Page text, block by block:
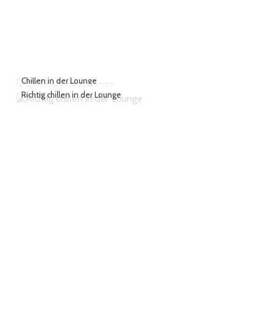
Chillen in der Lounge
Richtig chillen in der Lounge